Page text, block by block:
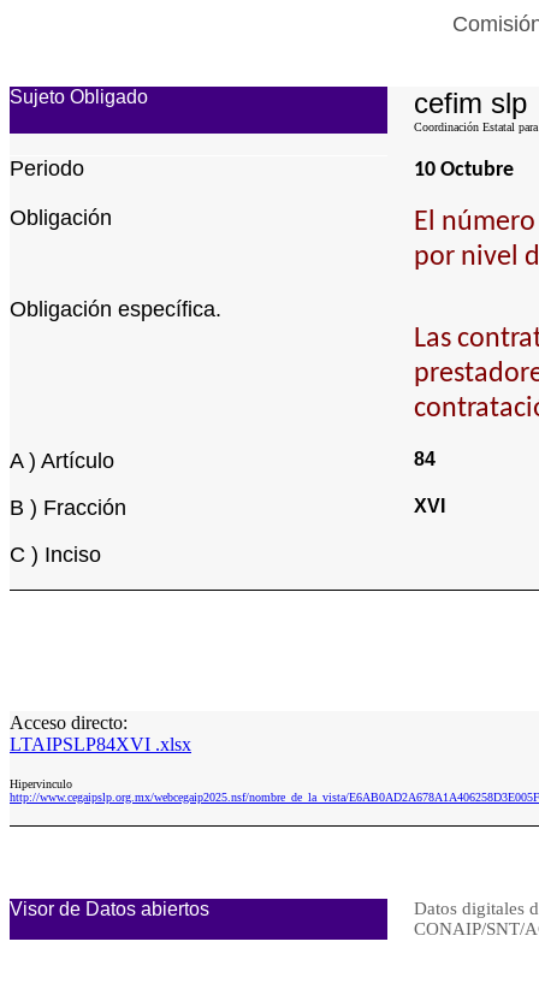
Sujeto Obligado cefim slp
Coordinación Estatal
Periodo 10 Octubre
Obligación
El
por nivel
Obligación específica.
Las
A ) Artículo 84
B ) Fracción XVI
C ) Inciso
Acceso directo:
LTAIPSLP84XVI .xlsx
Hipervinculo
http://www.cegaipslp.org.mx/webcegaip2025.nsf/nombre_de_la_vista/
Visor de Datos abiertos
Datos digitales
CONAIP/SNT/